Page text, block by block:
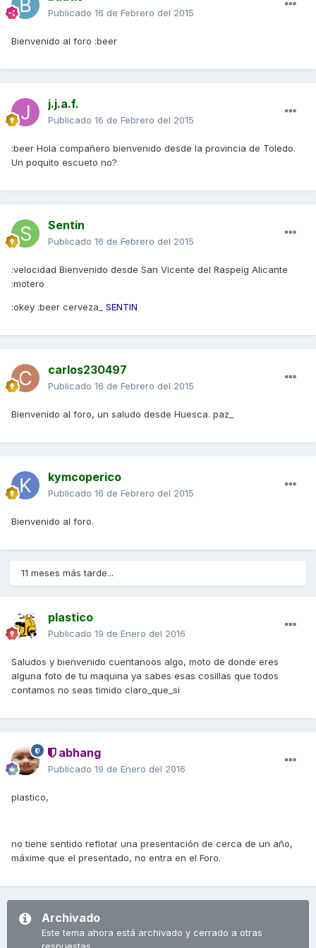
Publicado 16 de Febrero del 2015
Bienvenido al foro :beer
j.j.a.f.
Publicado 16 de Febrero del 2015
:beer Hola compañero bienvenido desde la provincia de Toledo.
Un poquito escueto no?
Sentin
Publicado 16 de Febrero del 2015
:velocidad Bienvenido desde San Vicente del Raspeig Alicante
:motero
:okey :beer cerveza_ SENTIN
carlos230497
Publicado 16 de Febrero del 2015
Bienvenido al foro, un saludo desde Huesca. paz_
kymcoperico
Publicado 16 de Febrero del 2015
Bienvenido al foro.
11 meses más tarde...
plastico
Publicado 19 de Enero del 2016
Saludos y bienvenido cuentanoos algo, moto de donde eres
alguna foto de tu maquina ya sabes esas cosillas que todos
contamos no seas timido claro_que_si
abhang
Publicado 19 de Enero del 2016
plastico,
no tiene sentido reflotar una presentación de cerca de un año,
máxime que el presentado, no entra en el Foro.
Archivado
Este tema ahora está archivado y cerrado a otras